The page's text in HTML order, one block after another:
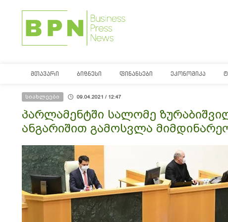
ᲛᲗᲐᲕᲐᲠᲘ ᲑᲘᲖᲜᲔᲡᲘ ᲤᲘᲜᲐᲜᲡᲔᲑᲘ ᲔᲙᲝᲜᲝᲛᲘᲙᲐ
სიახლეები 09.04.2021 / 12:47
პარლამენტში სალომე
ანგარიშით გამოსვლა